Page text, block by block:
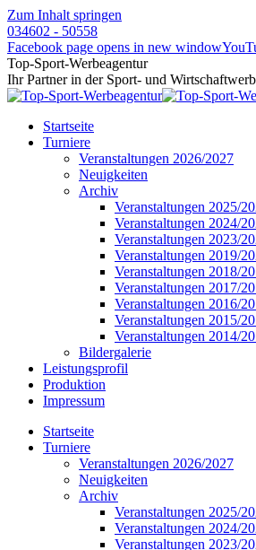
Zum Inhalt springen
034602 - 50558
Facebook page opens in new window
Top-Sport-Werbeagentur
Ihr Partner in der Sport- und
Startseite
Turniere
Veranstaltungen 2026/2027
Neuigkeiten
Archiv
Veranstaltungen 2025/
Veranstaltungen 2024/
Veranstaltungen 2023/
Veranstaltungen 2019/
Veranstaltungen 2018/
Veranstaltungen 2017/
Veranstaltungen 2016/
Veranstaltungen 2015/
Veranstaltungen 2014/
Bildergalerie
Leistungsprofil
Produktion
Impressum
Startseite
Turniere
Veranstaltungen 2026/2027
Neuigkeiten
Archiv
Veranstaltungen 2025/
Veranstaltungen 2024/
Veranstaltungen 2023/